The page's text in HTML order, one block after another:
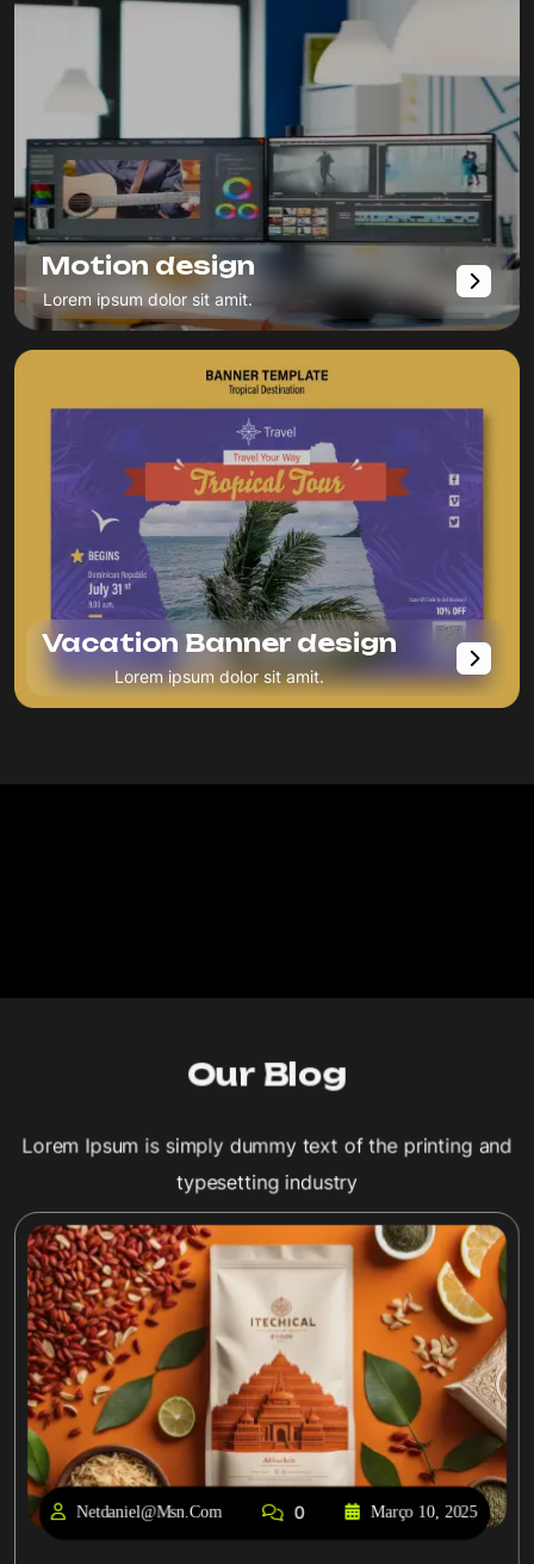
Motion design
Lorem ipsum dolor sit amit.
Vacation Banner design
Lorem ipsum dolor sit amit.
Our Blog
Lorem Ipsum is simply dummy text of the printing and
typesetting industry
Netdaniel@msn.com 0 Março 10, 2025